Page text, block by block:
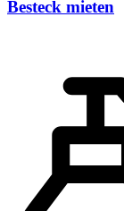
Besteck mieten